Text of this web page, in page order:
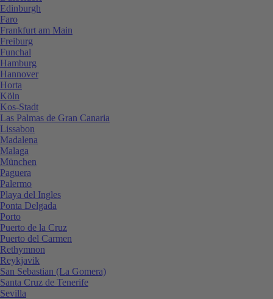
Edinburgh
Faro
Frankfurt am Main
Freiburg
Funchal
Hamburg
Hannover
Horta
Köln
Kos-Stadt
Las Palmas de Gran Canaria
Lissabon
Madalena
Malaga
München
Paguera
Palermo
Playa del Ingles
Ponta Delgada
Porto
Puerto de la Cruz
Puerto del Carmen
Rethymnon
Reykjavik
San Sebastian (La Gomera)
Santa Cruz de Tenerife
Sevilla